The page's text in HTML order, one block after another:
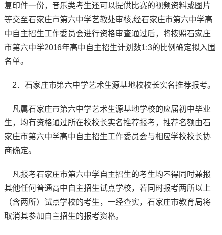
复印件一份，音乐类考生还可以提供比赛的视频资料或图片
等交至石家庄市第六中学艺教处审核,经石家庄市第六中学高
中自主招生工作委员会进行资格审查通过后，将按照石家庄
市第六中学2016年高中自主招生计划数1:3的比例确定拟入围
名单。
2．石家庄市第六中学艺术生源基地校校长实名推荐报考。
凡属石家庄市第六中学艺术生源基地学校的应届初中毕业
生，均有资格通过所在校校长实名推荐报考，推荐名额由石
家庄市第六中学高中自主招生工作委员会与相应学校校长协
商确定。
凡报考石家庄市第六中学自主招生的考生均不得同时兼报
其他任何普通高中自主招生试点学校，若同时报考两所以上
（含两所）试点学校的考生，一经查实，石家庄市教育局将
取消其参加自主招生的报考资格。